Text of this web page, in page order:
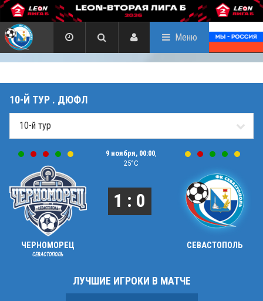
Меню
10-Й ТУР . ДЮФЛ
ЧЕРНОМОРЕЦ
СЕВАСТОПОЛЬ
9 ноября, 00:00
25°C
1 : 0
СЕВАСТОПОЛЬ
ЛУЧШИЕ ИГРОКИ В МАТЧЕ